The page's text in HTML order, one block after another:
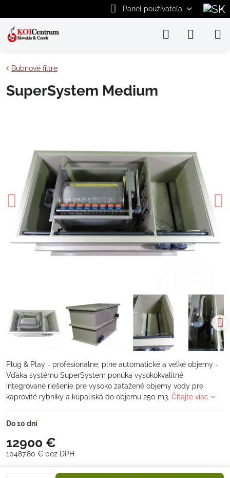
Panel používateľa
Bubnové filtre
SuperSystem Medium
Plug & Play - profesionálne, plne automatické a veľké objemy -
Vďaka systému SuperSystem ponúka vysokokvalitné
integrované riešenie pre vysoko zaťažené objemy vody pre
kaprovité rybníky a kúpaliská do objemu 250 m3. Čítajte viac
Do 10 dní
12900 €
10487,80 € bez DPH